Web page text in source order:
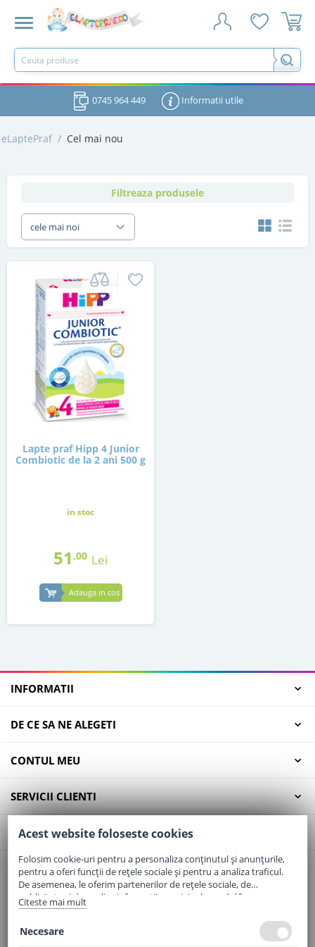
0745 964 449 Informatii utile
eLaptePraf / Cel mai nou
Filtreaza produsele
cele mai noi
Lapte praf Hipp 4 Junior
Combiotic de la 2 ani 500 g
in stoc
51 ,00 Lei
Adauga in cos
INFORMATII
DE CE SA NE ALEGETI
CONTUL MEU
SERVICII CLIENTI
CONTACT
Email:office@elaptepraf.ro
Telefon:0745-964-449
Adresa:Sos. Borsului, Nr. 20, Oradea, Jud. Bihor
Acest website foloseste cookies
Folosim cookie-uri pentru a personaliza conținutul și anunțurile,
pentru a oferi funcții de rețele sociale și pentru a analiza traficul.
De asemenea, le oferim partenerilor de rețele sociale, de
publicitate și de analize informații cu privire la modul în care
folosiți site-ul nostru. Aceștia le pot combina cu alte informații
Citeste mai mult
Necesare